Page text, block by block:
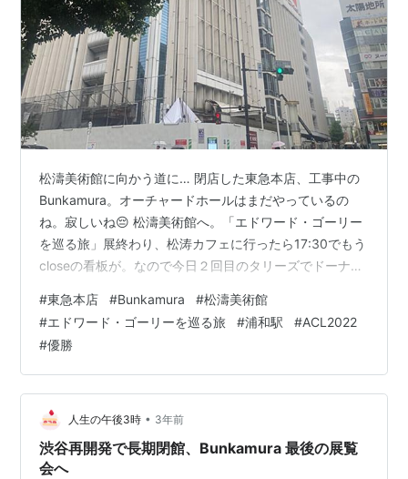
松濤美術館に向かう道に… 閉店した東急本店、工事中の
Bunkamura。オーチャードホールはまだやっているの
ね。寂しいね😔 松濤美術館へ。「エドワード・ゴーリー
を巡る旅」展終わり、松涛カフェに行ったら17:30でもう
closeの看板が。なので今日２回目のタリーズでドーナツ
お寿司半額🍣＼(^o^)／
#東急本店 #Bunkamura #松濤美術館
#エドワード・ゴーリーを巡る旅 #浦和駅 #ACL2022
#優勝
人生の午後3時 • 3年前
渋谷再開発で長期閉館、Bunkamura 最後の展覧
会へ